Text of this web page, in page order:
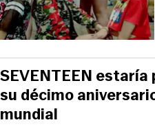
SEVENTEEN
su décimo
mundial